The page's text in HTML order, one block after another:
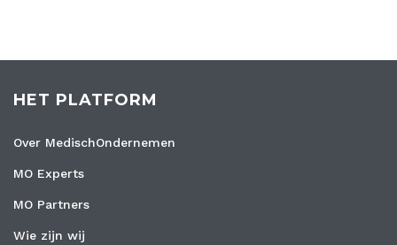
HET PLATFORM
Over MedischOndernemen
MO Experts
MO Partners
Wie zijn wij